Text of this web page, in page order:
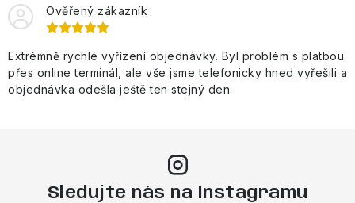
Ověřený zákazník
Extrémně rychlé vyřízení objednávky. Byl problém s platbou
přes online terminál, ale vše jsme telefonicky hned vyřešili a
objednávka odešla ještě ten stejný den.
Sledujte nás na Instagramu